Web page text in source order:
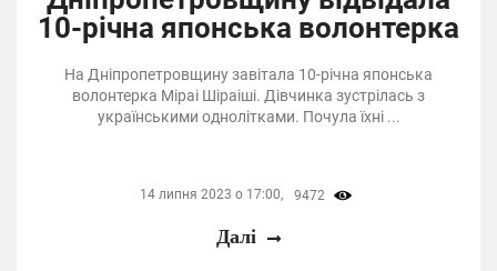
10-річна японська волонтерка
На Дніпропетровщину завітала 10-річна японська
волонтерка Міраі Шіраіші. Дівчинка зустрілась з
українськими однолітками. Почула їхні ...
14 липня 2023 о 17:00, 9472
Далі